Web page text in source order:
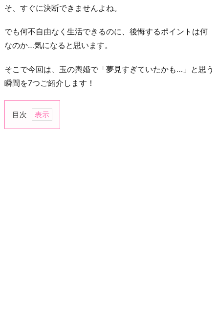
そ、すぐに決断できませんよね。
でも何不自由なく生活できるのに、後悔するポイントは何
なのか…気になると思います。
そこで今回は、玉の輿婚で「夢見すぎていたかも…」と思う
瞬間を7つご紹介します！
目次
1.